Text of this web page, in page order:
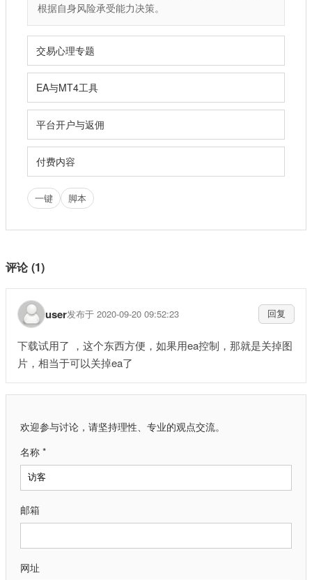
根据自身风险承受能力决策。
交易心理专题
EA与MT4工具
平台开户与返佣
付费内容
一键 脚本
评论 (1)
user发布于 2020-09-20 09:52:23 回复
下载试用了 ，这个东西方便，如果用ea控制，那就是关掉图
片，相当于可以关掉ea了
欢迎参与讨论，请坚持理性、专业的观点交流。
名称 *
邮箱
网址